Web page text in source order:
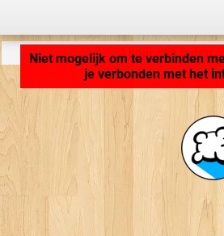
Applicatie laden